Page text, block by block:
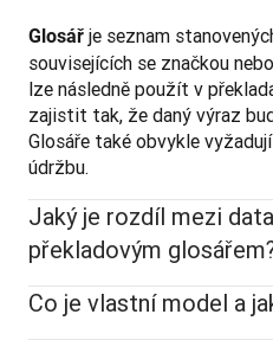
Glosář je seznam
souvisejících se značkou
lze následně použít v
zajistit tak, že daný výraz
Glosáře také obvykle
údržbu.
Jaký je rozdíl mezi
překladovým
Co je vlastní model a